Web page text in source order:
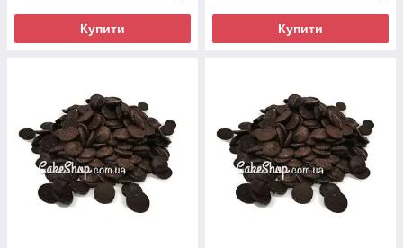
Купити Купити